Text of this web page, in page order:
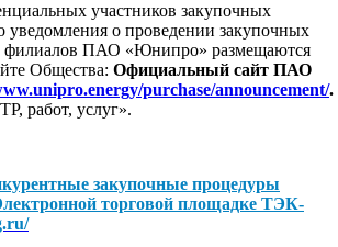
участников закупочных
уведомления о проведении закупочных
филиалов ПАО «Юнипро» размещаются
Общества: Официальный сайт ПАО
purchase/announcement/.
работ, услуг».
закупочные процедуры
торговой площадке ТЭК-